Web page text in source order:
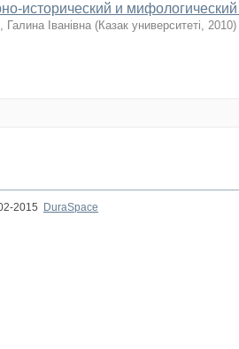
исторический и
Галина Іванівна (Казак университеті, 2010)
2015
DuraSpace